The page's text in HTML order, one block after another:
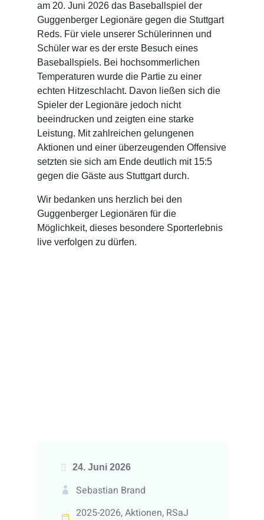
am 20. Juni 2026 das Baseballspiel der
Guggenberger Legionäre gegen die Stuttgart
Reds. Für viele unserer Schülerinnen und
Schüler war es der erste Besuch eines
Baseballspiels. Bei hochsommerlichen
Temperaturen wurde die Partie zu einer
echten Hitzeschlacht. Davon ließen sich die
Spieler der Legionäre jedoch nicht
beeindrucken und zeigten eine starke
Leistung. Mit zahlreichen gelungenen
Aktionen und einer überzeugenden Offensive
setzten sie sich am Ende deutlich mit 15:5
gegen die Gäste aus Stuttgart durch.
Wir bedanken uns herzlich bei den
Guggenberger Legionären für die
Möglichkeit, dieses besondere Sporterlebnis
live verfolgen zu dürfen.
24. Juni 2026
Sebastian Brand
2025-2026,Aktionen, RSaJ